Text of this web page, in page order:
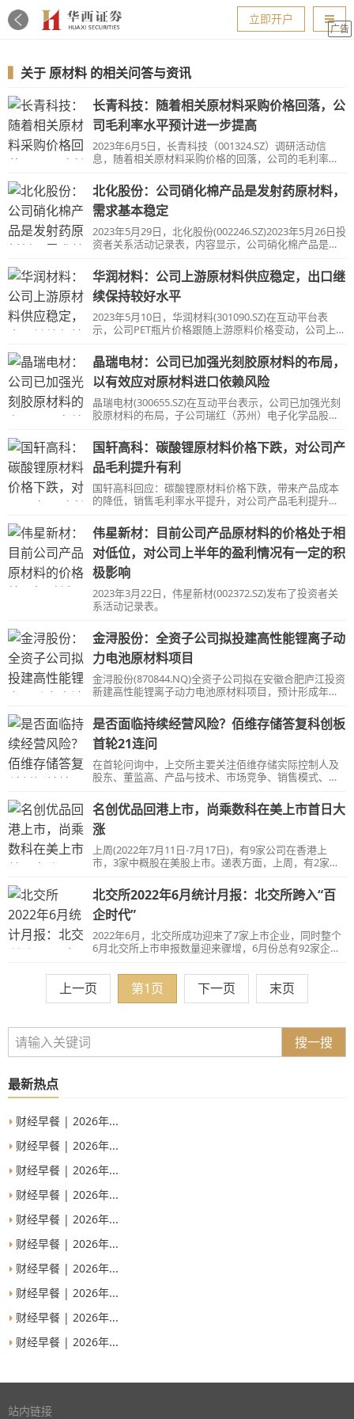
导航
立即开户
广告
关于 原材料 的相关问答与资讯
长青科技：随着相关原材料采购价格回落，公
司毛利率水平预计进一步提高
2023年6月5日，长青科技（001324.SZ）调研活动信
息，随着相关原材料采购价格的回落，公司的毛利率水
北化股份：公司硝化棉产品是发射药原材料，
需求基本稳定
2023年5月29日，北化股份(002246.SZ)2023年5月26日投
资者关系活动记录表，内容显示，公司硝化棉产品是发
华润材料：公司上游原材料供应稳定，出口继
续保持较好水平
2023年5月10日，华润材料(301090.SZ)在互动平台表
示，公司PET瓶片价格跟随上游原料价格变动，公司上游
晶瑞电材：公司已加强光刻胶原材料的布局，
以有效应对原材料进口依赖风险
晶瑞电材(300655.SZ)在互动平台表示，公司已加强光刻
胶原材料的布局，子公司瑞红（苏州）电子化学品股份
国轩高科：碳酸锂原材料价格下跌，对公司产
品毛利提升有利
国轩高科回应：碳酸锂原材料价格下跌，带来产品成本
的降低，销售毛利率水平提升，对公司产品毛利提升是
伟星新材：目前公司产品原材料的价格处于相
对低位，对公司上半年的盈利情况有一定的积
极影响
2023年3月22日，伟星新材(002372.SZ)发布了投资者关
系活动记录表。
金浔股份：全资子公司拟投建高性能锂离子动
力电池原材料项目
金浔股份(870844.NQ)全资子公司拟在安徽合肥庐江投资
新建高性能锂离子动力电池原材料项目，预计形成年
能力。
是否面临持续经营风险？佰维存储答复科创板
首轮21连问
在首轮问询中，上交所主要关注佰维存储实际控制人及
股东、董监高、产品与技术、市场竞争、销售模式、采
方回款等21个问题。
名创优品回港上市，尚乘数科在美上市首日大
涨
上周(2022年7月11日-7月17日)，有9家公司在香港上
市，3家中概股在美股上市。递表方面，上周，有2家公
表。
北交所2022年6月统计月报：北交所跨入“百
企时代”
2022年6月，北交所成功迎来了7家上市企业，同时整个
6月北交所上市申报数量迎来骤增，6月份总有92家企业
最多的一个月。
上一页 第1页 下一页 末页
搜一搜
最新热点
财经早餐 | 2026年...
财经早餐 | 2026年...
财经早餐 | 2026年...
财经早餐 | 2026年...
财经早餐 | 2026年...
财经早餐 | 2026年...
财经早餐 | 2026年...
财经早餐 | 2026年...
财经早餐 | 2026年...
财经早餐 | 2026年...
站内链接